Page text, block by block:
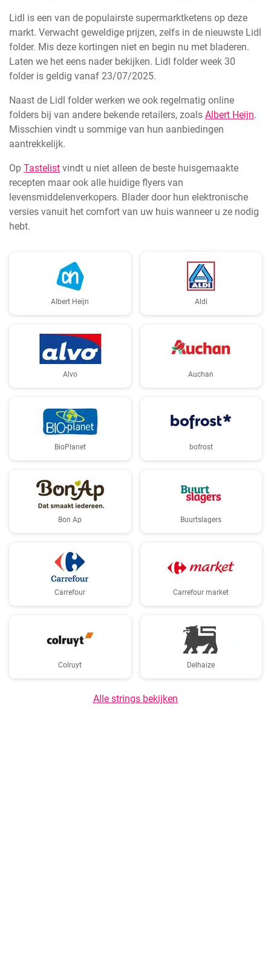
Lidl is een van de populairste supermarktketens op deze
markt. Verwacht geweldige prijzen, zelfs in de nieuwste Lidl
folder. Mis deze kortingen niet en begin nu met bladeren.
Laten we het eens nader bekijken. Lidl folder week 30
folder is geldig vanaf 23/07/2025.
Naast de Lidl folder werken we ook regelmatig online
folders bij van andere bekende retailers, zoals Albert Heijn.
Misschien vindt u sommige van hun aanbiedingen
aantrekkelijk.
Op Tastelist vindt u niet alleen de beste huisgemaakte
recepten maar ook alle huidige flyers van
levensmiddelenverkopers. Blader door hun elektronische
versies vanuit het comfort van uw huis wanneer u ze nodig
hebt.
Albert Heijn Aldi
Alvo Auchan
BioPlanet bofrost
Bon Ap Buurtslagers
Carrefour Carrefour market
Colruyt Delhaize
Alle strings bekijken